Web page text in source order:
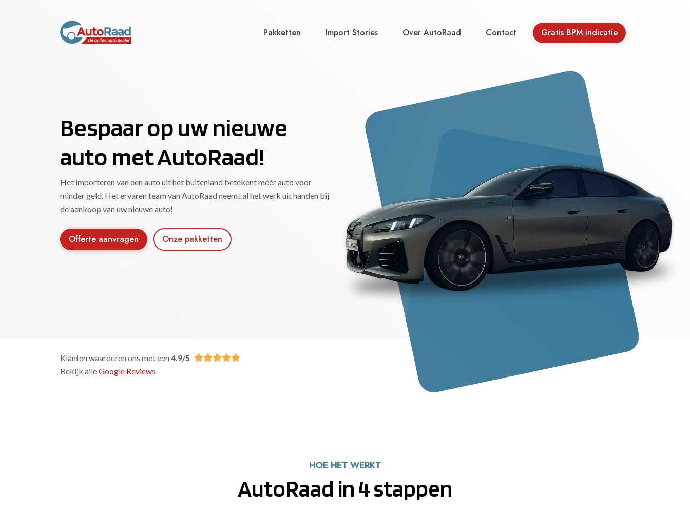
Pakketten Import Stories Over AutoRaad Contact Gratis BPM indicatie
Bespaar op uw nieuwe
auto met AutoRaad!
Het importeren van een auto uit het buitenland betekent méér auto voor
minder geld. Het ervaren team van AutoRaad neemt al het werk uit handen bij
de aankoop van uw nieuwe auto!
Offerte aanvragen Onze pakketten
Klanten waarderen ons met een 4.9/5
Bekijk alleGoogle Reviews
HOE HET WERKT
AutoRaad in 4 stappen